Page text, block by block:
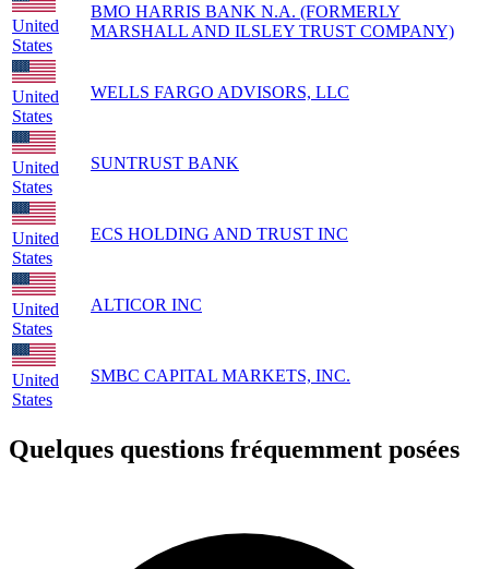
United
States
BMO HARRIS BANK N.A. (FORMERLY
MARSHALL AND ILSLEY TRUST COMPANY)
United
States
WELLS FARGO ADVISORS, LLC
United
States
SUNTRUST BANK
United
States
ECS HOLDING AND TRUST INC
United
States
ALTICOR INC
United
States
SMBC CAPITAL MARKETS, INC.
Quelques questions fréquemment posées